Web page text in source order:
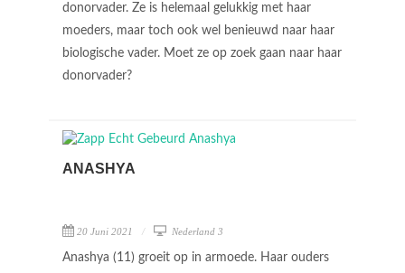
donorvader. Ze is helemaal gelukkig met haar
moeders, maar toch ook wel benieuwd naar haar
biologische vader. Moet ze op zoek gaan naar haar
donorvader?
ANASHYA
20 Juni 2021 Nederland 3
Anashya (11) groeit op in armoede. Haar ouders